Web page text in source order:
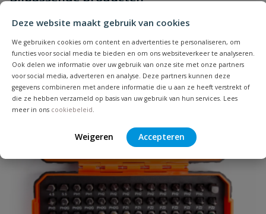
Deze website maakt gebruik van cookies
We gebruiken cookies om content en advertenties te personaliseren, om
functies voor social media te bieden en om ons websiteverkeer te analyseren.
Ook delen we informatie over uw gebruik van onze site met onze partners
voor social media, adverteren en analyse. Deze partners kunnen deze
gegevens combineren met andere informatie die u aan ze heeft verstrekt of
die ze hebben verzameld op basis van uw gebruik van hun services. Lees
meer in ons cookiebeleid
Weigeren Accepteren
Je beoordeelt:DynaPlus Spaanplaatschroef AR-
Coating Platte Kop TX20 4.0 x 50 mm - 200 Stuks
Uw waardering:
Naam
Samenvatting